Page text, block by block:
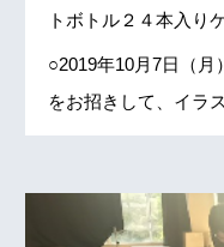
トボトル２４本入り
○2019年10月7日（月
をお招きして、イラ